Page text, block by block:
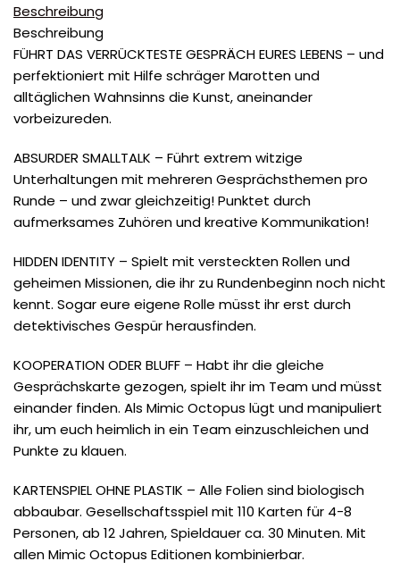
Beschreibung
Beschreibung
FÜHRT DAS VERRÜCKTESTE GESPRÄCH EURES LEBENS – und
perfektioniert mit Hilfe schräger Marotten und
alltäglichen Wahnsinns die Kunst, aneinander
vorbeizureden.
ABSURDER SMALLTALK – Führt extrem witzige
Unterhaltungen mit mehreren Gesprächsthemen pro
Runde – und zwar gleichzeitig! Punktet durch
aufmerksames Zuhören und kreative Kommunikation!
HIDDEN IDENTITY – Spielt mit versteckten Rollen und
geheimen Missionen, die ihr zu Rundenbeginn noch nicht
kennt. Sogar eure eigene Rolle müsst ihr erst durch
detektivisches Gespür herausfinden.
KOOPERATION ODER BLUFF – Habt ihr die gleiche
Gesprächskarte gezogen, spielt ihr im Team und müsst
einander finden. Als Mimic Octopus lügt und manipuliert
ihr, um euch heimlich in ein Team einzuschleichen und
Punkte zu klauen.
KARTENSPIEL OHNE PLASTIK – Alle Folien sind biologisch
abbaubar. Gesellschaftsspiel mit 110 Karten für 4-8
Personen, ab 12 Jahren, Spieldauer ca. 30 Minuten. Mit
allen Mimic Octopus Editionen kombinierbar.